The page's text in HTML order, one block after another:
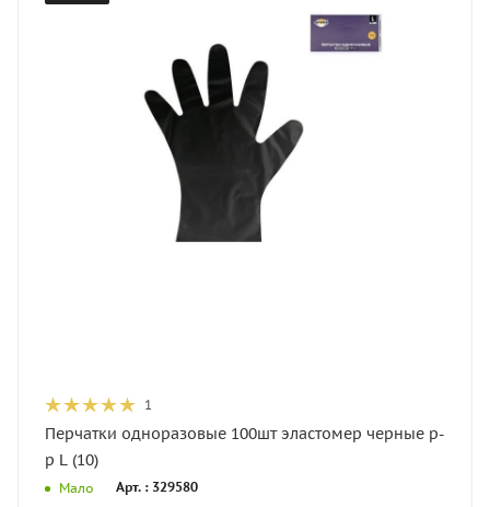
1
Перчатки одноразовые 100шт эластомер черные р-
р L (10)
Мало Арт. : 329580